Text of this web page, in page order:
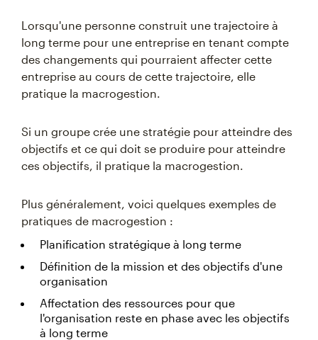
Lorsqu'une personne construit une trajectoire à
long terme pour une entreprise en tenant compte
des changements qui pourraient affecter cette
entreprise au cours de cette trajectoire, elle
pratique la macrogestion.
Si un groupe crée une stratégie pour atteindre des
objectifs et ce qui doit se produire pour atteindre
ces objectifs, il pratique la macrogestion.
Plus généralement, voici quelques exemples de
pratiques de macrogestion :
Planification stratégique à long terme
Définition de la mission et des objectifs d'une
organisation
Affectation des ressources pour que
l'organisation reste en phase avec les objectifs
à long terme